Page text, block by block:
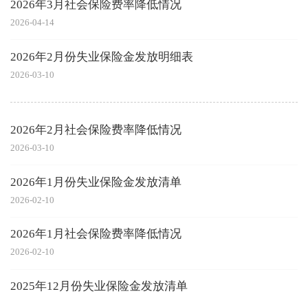
2026年3月社会保险费率降低情况
2026-04-14
2026年2月份失业保险金发放明细表
2026-03-10
2026年2月社会保险费率降低情况
2026-03-10
2026年1月份失业保险金发放清单
2026-02-10
2026年1月社会保险费率降低情况
2026-02-10
2025年12月份失业保险金发放清单